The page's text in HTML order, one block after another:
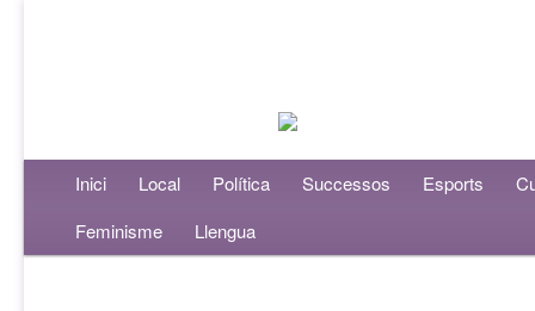
Menú principalAneu al contingut principal
Aneu al contingut secundari
Inici Local Política Successos Esports
Feminisme
Llengua